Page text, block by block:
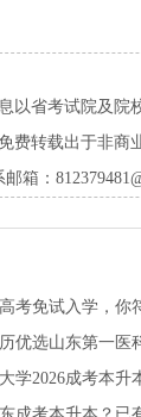
省考试院及院
转载出于非商
：
考免试入学，你
优选山东第一医
学2026成考本升